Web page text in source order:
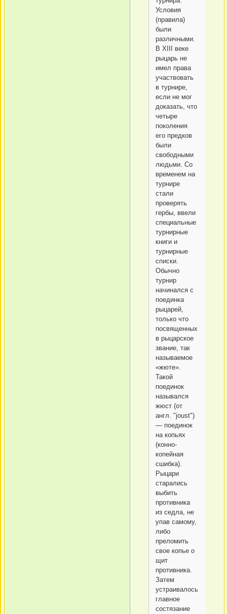
Условия
(правила)
были
различными.
В XIII веке
рыцарь не
имел права
участвовать
в турнире,
если не мог
доказать, что
четыре
поколения
его предков
были
свободными
людьми. Со
временем на
турнире
стали
проверять
гербы, ввели
специальные
турнирные
книги и
турнирные
списки.
Обычно
турнир
начинался с
поединка
рыцарей,
только что
посвященных
в рыцарское
звание, так
называемое
«жюте».
Такой
поединок
назывался
жюст (от
англ. "joust")
— поединок
на копьях
(конно-
копейная
сшибка).
Рыцари
старались
выбить
противника
из седла, не
упав самому,
либо
преломить
свое копье о
щит
противника.
Затем
устраивалось
главное
состязание